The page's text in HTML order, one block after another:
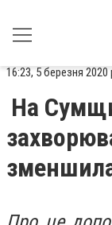
16:23, 5 березня 2020
На